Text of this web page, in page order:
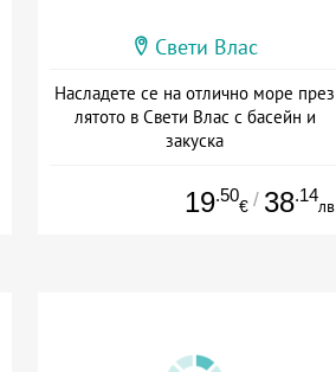
Свети Влас
Насладете се на отлично море през
лятото в Свети Влас с басейн и
закуска
19.50
€ / 38.14
лв.